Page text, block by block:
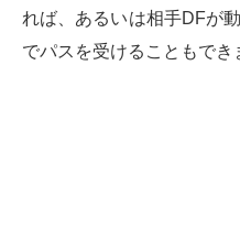
れば、あるいは相手DFが
でパスを受けることもでき